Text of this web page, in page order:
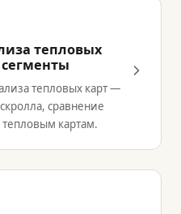
тепловых
тепловых карт —
сравнение
тепловым картам.